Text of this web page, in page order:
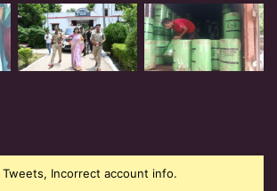
Incorrect account info.